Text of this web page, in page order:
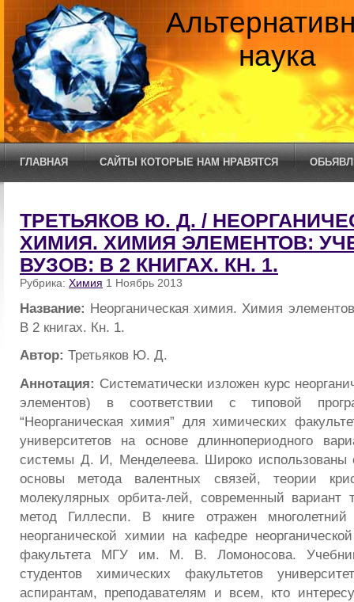
наука
ГЛАВНАЯ САЙТЫ КОТОРЫЕ НАМ НРАВЯТСЯ
ТРЕТЬЯКОВ Ю. Д. /
ХИМИЯ. ХИМИЯ ЭЛЕМЕНТОВ:
ВУЗОВ: В 2 КНИГАХ. КН. 1.
Рубрика: Химия 1 Ноябрь 2013
Название: Неорганическая химия. Химия
В 2 книгах. Кн. 1.
Автор: Третьяков Ю. Д.
Аннотация: Систематически изложен курс
элементов) в соответствии с типовой
“Неорганическая химия” для химических
университетов на основе длиннопериодного
системы Д. И, Менделеева. Широко использованы
основы метода валентных связей, теории
молекулярных орбита-лей, современный вариант
метод Гиллеспи. В книге отражен многолетний
неорганической химии на кафедре
факультета МГУ им. М. В. Ломоносова.
студентов химических факультетов
аспирантам, преподавателям и всем, кто